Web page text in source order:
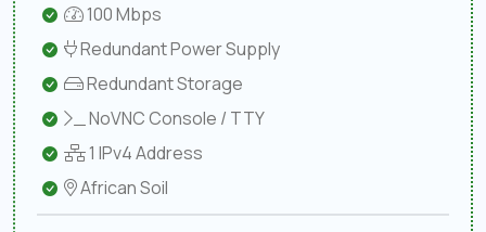
100 Mbps
Redundant Power Supply
Redundant Storage
NoVNC Console / TTY
1 IPv4 Address
African Soil